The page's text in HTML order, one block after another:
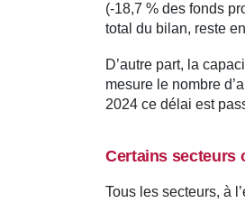
(-18,7 % des fonds
total du bilan, reste
D’autre part, la
mesure le nombre
2024 ce délai est
Certains secteurs
Tous les secteurs, à